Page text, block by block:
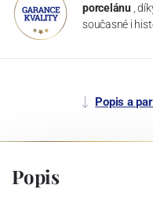
porcelánu ,
současné i
Popis a
Popis